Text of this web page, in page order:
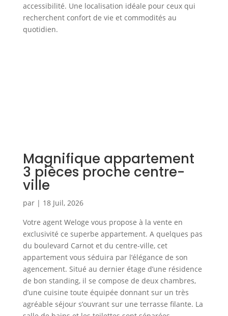
accessibilité. Une localisation idéale pour ceux qui
recherchent confort de vie et commodités au
quotidien.
Magnifique appartement
3 pièces proche centre-
ville
par | 18 Juil, 2026
Votre agent Weloge vous propose à la vente en
exclusivité ce superbe appartement. A quelques pas
du boulevard Carnot et du centre-ville, cet
appartement vous séduira par l’élégance de son
agencement. Situé au dernier étage d’une résidence
de bon standing, il se compose de deux chambres,
d’une cuisine toute équipée donnant sur un très
agréable séjour s’ouvrant sur une terrasse filante. La